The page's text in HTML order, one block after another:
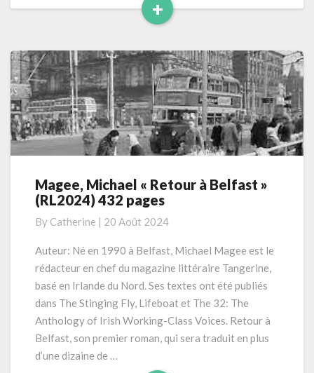
+
Read
Magee,
Michael
à
Belfast »
432
pages
Magee, Michael « Retour à Belfast »
(RL2024) 432 pages
By Catherine | 20 Août 2024
Auteur: Né en 1990 à Belfast, Michael Magee est le
rédacteur en chef du magazine littéraire Tangerine,
basé en Irlande du Nord. Ses textes ont été publiés
dans The Stinging Fly, Lifeboat et The 32: The
Anthology of Irish Working-Class Voices. Retour à
Belfast, son premier roman, qui sera traduit en plus
d’une dizaine de …